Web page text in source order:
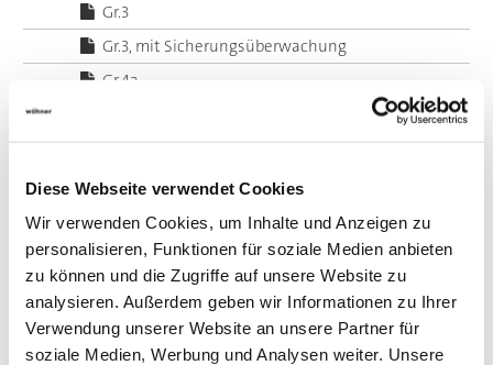
Diese Webseite verwendet Cookies
Wir verwenden Cookies, um Inhalte und Anzeigen zu
personalisieren, Funktionen für soziale Medien anbieten
zu können und die Zugriffe auf unsere Website zu
analysieren. Außerdem geben wir Informationen zu Ihrer
Verwendung unserer Website an unsere Partner für
soziale Medien, Werbung und Analysen weiter. Unsere
Gr.3
Gr.3, mit Sicherungsüberwachung
Gr.4a
Lasttrennschalter mit NH-Sicherungen, 3-polig
Lasttrennschalter (ohne Sicherungen), 2-polig
Lasttrennschalter (ohne Sicherungen), 3-polig
Lasttrennschalter (ohne Sicherungen), 3-polig +
N
Lasttrennschalter (ohne Sicherungen), 4-polig
Lasttrennschalter (ohne Sicherungen), 6-polig
Lastumschalter, 3-polig